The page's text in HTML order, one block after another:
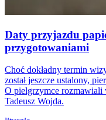
Daty przyjazdu
przygotowaniami
Choć dokładny termin
został jeszcze ustalony,
O pielgrzymce rozmawiali
Tadeusz Wojda.